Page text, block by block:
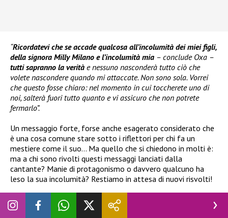
“Ricordatevi che se accade qualcosa all’incolumità dei miei figli,
della signora Milly Milano e l’incolumità mia – conclude Oxa –
tutti sapranno la verità e nessuno nasconderà tutto ciò che
volete nascondere quando mi attaccate. Non sono sola. Vorrei
che questo fosse chiaro: nel momento in cui toccherete uno di
noi, salterà fuori tutto quanto e vi assicuro che non potrete
fermarlo”.
Un messaggio forte, forse anche esagerato considerato che
è una cosa comune stare sotto i riflettori per chi fa un
mestiere come il suo… Ma quello che si chiedono in molti è:
ma a chi sono rivolti questi messaggi lanciati dalla
cantante? Manie di protagonismo o davvero qualcuno ha
leso la sua incolumità? Restiamo in attesa di nuovi risvolti!